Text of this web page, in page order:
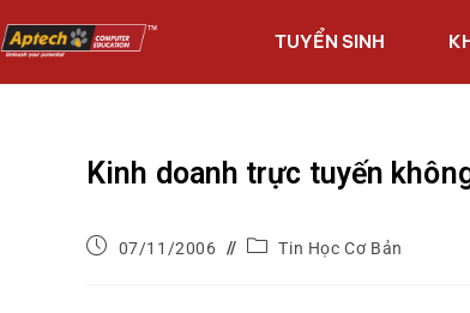
TUYỂN SINH
Kinh doanh trực tuyến
07/11/2006 Tin Học Cơ Bản